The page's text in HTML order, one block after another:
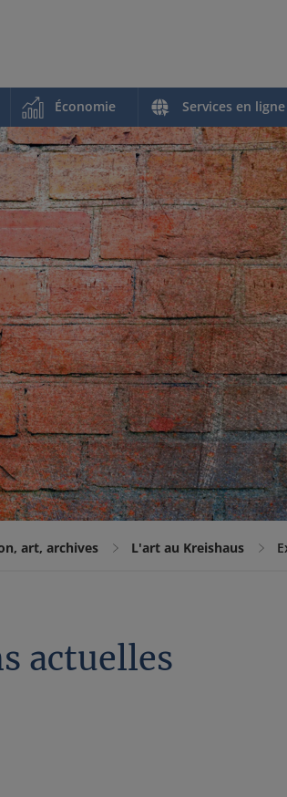
Économie Services en ligne
art, archives L'art au Kreishaus
actuelles